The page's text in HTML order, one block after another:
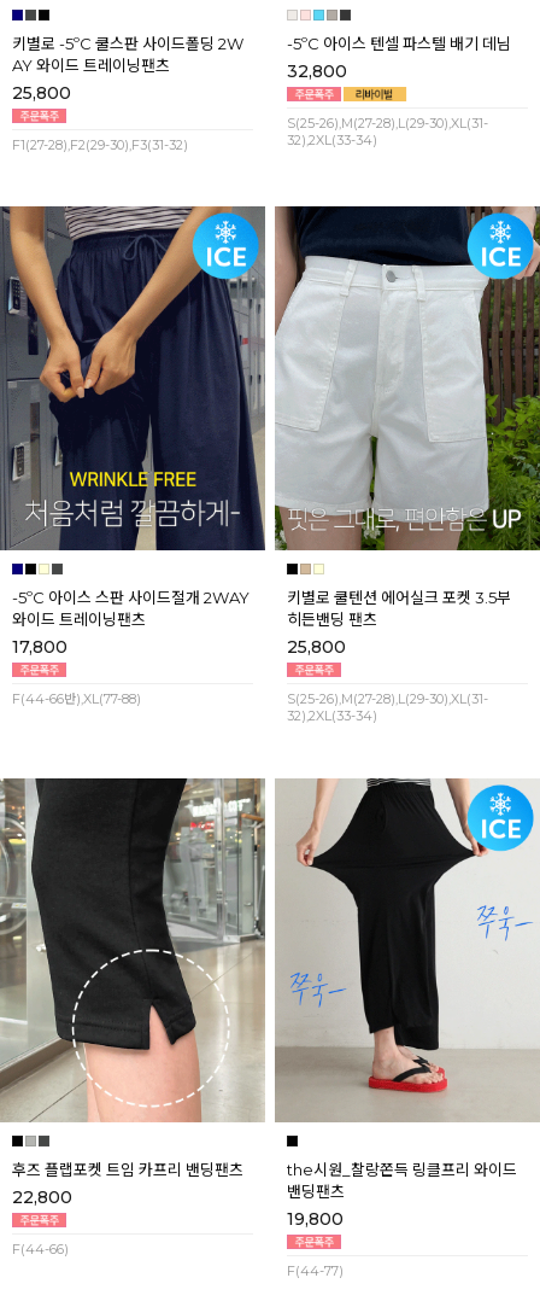
키별로 -5ºC 쿨스판 사이드폴딩 2W
AY 와이드 트레이닝팬츠
25,800
F1(27-28),F2(29-30),F3(31-32)
-5ºC 아이스 텐셀 파스텔 배기 데님
32,800
S(25-26),M(27-28),L(29-30),XL(31-
32),2XL(33-34)
-5ºC 아이스 스판 사이드절개 2WAY
와이드 트레이닝팬츠
17,800
F(44-66반),XL(77-88)
키별로 쿨텐션 에어실크 포켓 3.5부
히든밴딩 팬츠
25,800
S(25-26),M(27-28),L(29-30),XL(31-
32),2XL(33-34)
후즈 플랩포켓 트임 카프리 밴딩팬츠
22,800
F(44-66)
the시원_찰랑쫀득 링클프리 와이드
밴딩팬츠
19,800
F(44-77)